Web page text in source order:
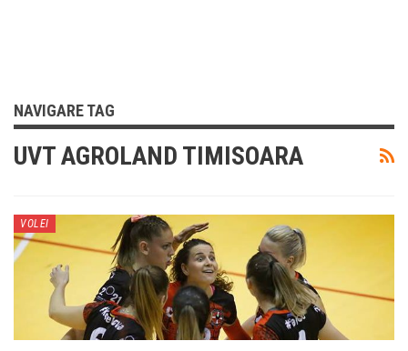
NAVIGARE TAG
UVT AGROLAND TIMISOARA
VOLEI